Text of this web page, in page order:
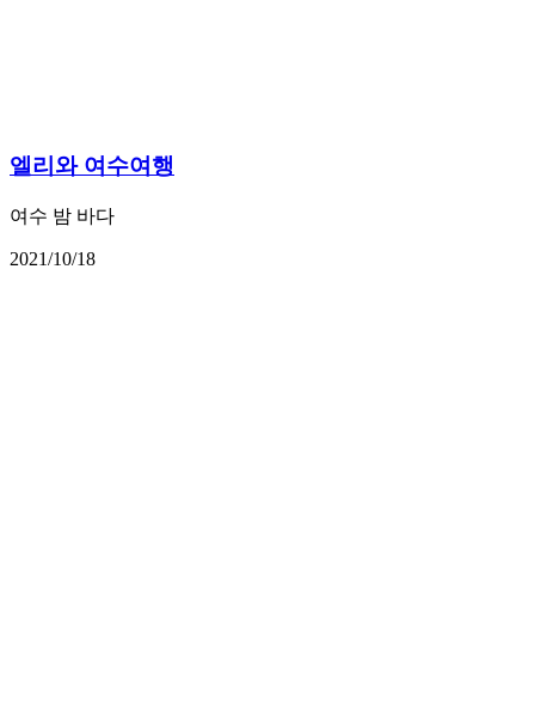
엘리와 여수여행
여수 밤 바다
2021/10/18